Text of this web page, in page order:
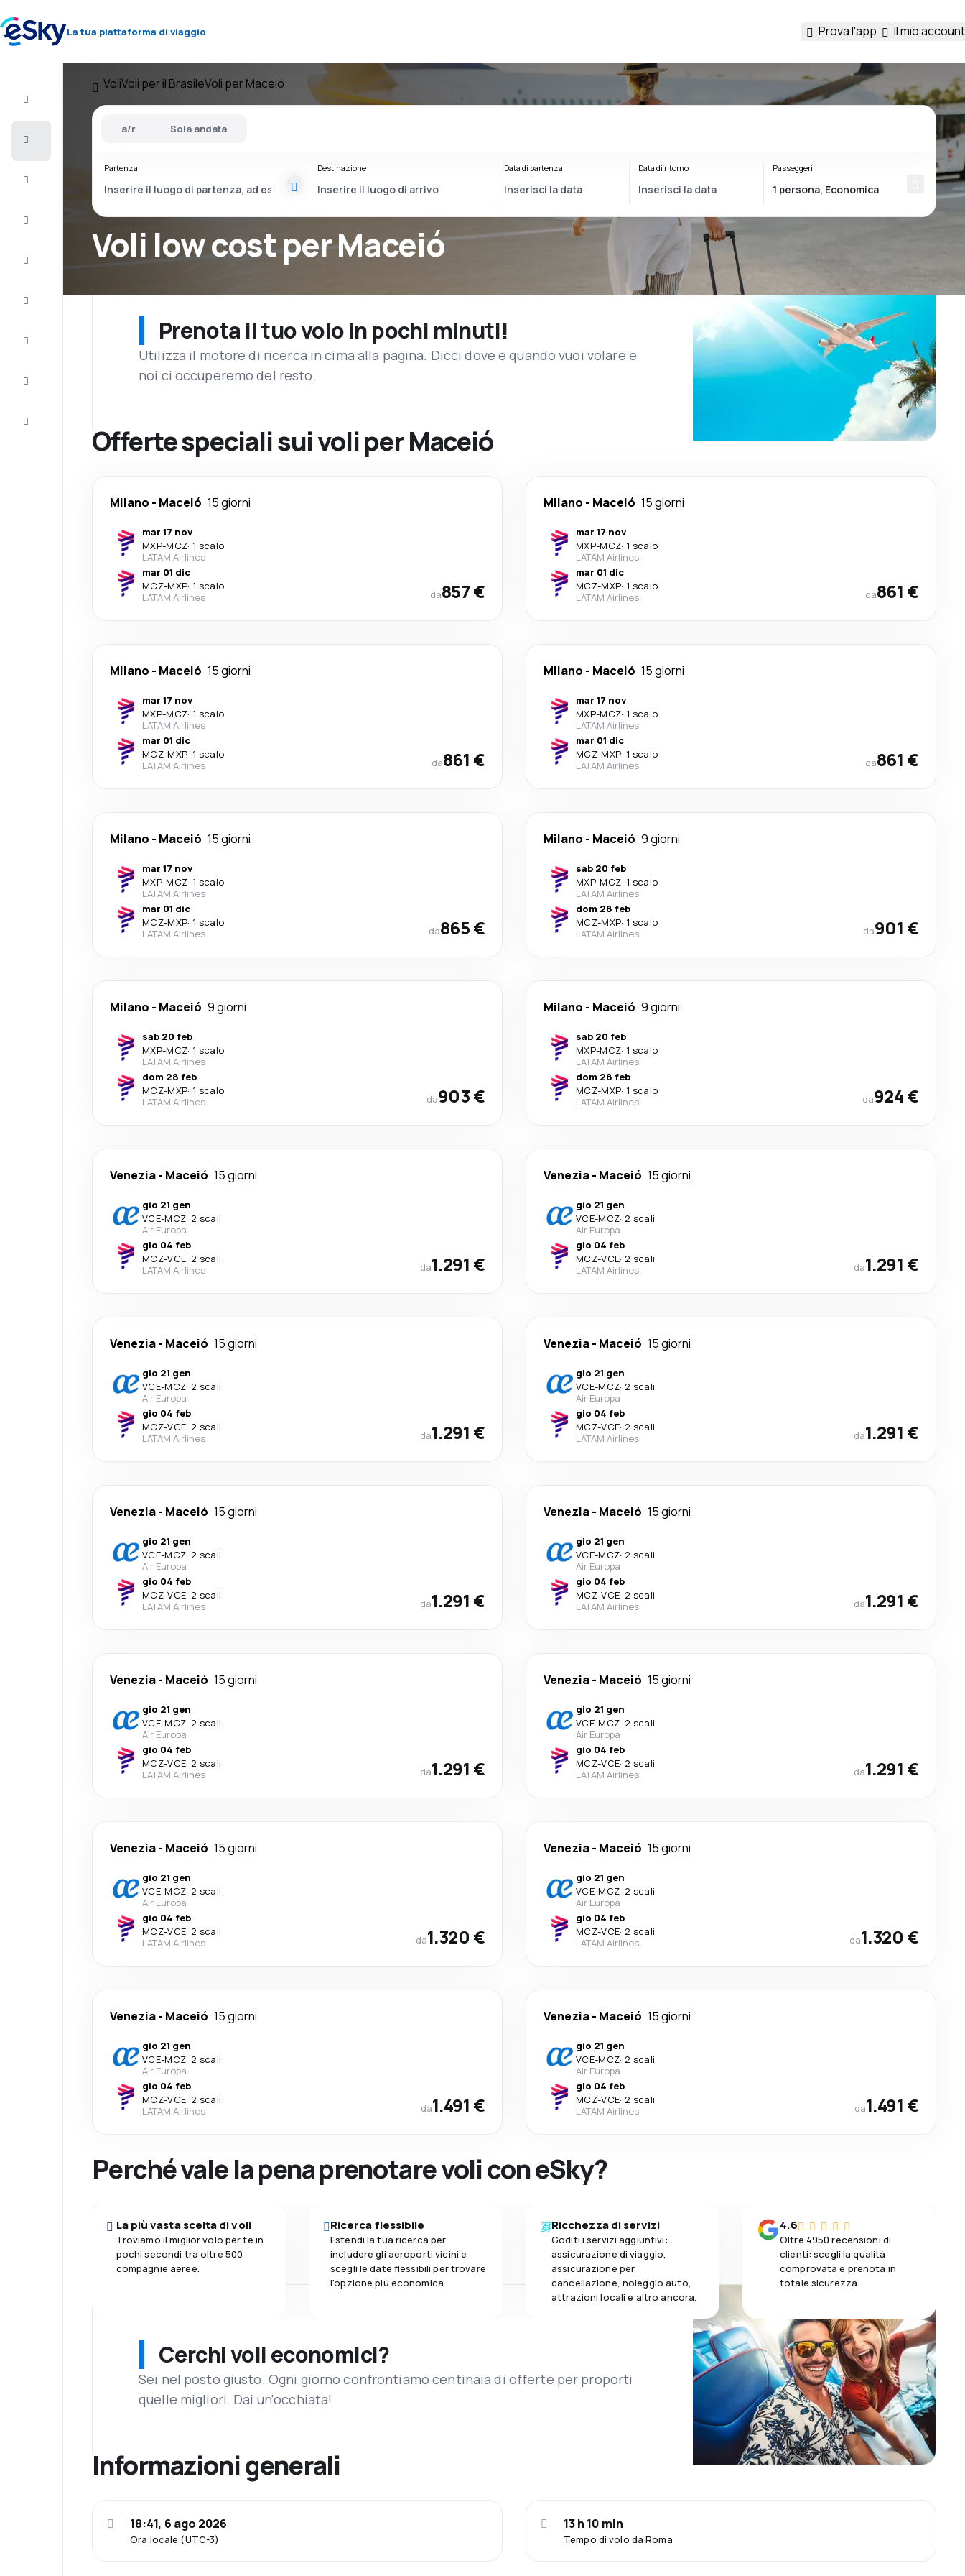
La tua piattaforma di viaggio Prova l'app Il mio account
VoliVoli per il BrasileVoli per Maceió
Voli low cost per Maceió
a/r Sola andata
Partenza Destinazione Data di partenza Data di ritorno Passeggeri
Prenota il tuo volo in pochi minuti!
Utilizza il motore di ricerca in cima alla pagina. Dicci dove e quando vuoi volare e
noi ci occuperemo del resto.
Offerte speciali sui voli per Maceió
Milano - Maceió 15 giorni
mar 17 nov
MXP-MCZ· 1 scalo
LATAM Airlines
mar 01 dic
MCZ-MXP· 1 scalo
LATAM Airlines
da857 €
Milano - Maceió 15 giorni
mar 17 nov
MXP-MCZ· 1 scalo
LATAM Airlines
mar 01 dic
MCZ-MXP· 1 scalo
LATAM Airlines
da861 €
Milano - Maceió 15 giorni
mar 17 nov
MXP-MCZ· 1 scalo
LATAM Airlines
mar 01 dic
MCZ-MXP· 1 scalo
LATAM Airlines
da861 €
Milano - Maceió 15 giorni
mar 17 nov
MXP-MCZ· 1 scalo
LATAM Airlines
mar 01 dic
MCZ-MXP· 1 scalo
LATAM Airlines
da861 €
Milano - Maceió 15 giorni
mar 17 nov
MXP-MCZ· 1 scalo
LATAM Airlines
mar 01 dic
MCZ-MXP· 1 scalo
LATAM Airlines
da865 €
Milano - Maceió 9 giorni
sab 20 feb
MXP-MCZ· 1 scalo
LATAM Airlines
dom 28 feb
MCZ-MXP· 1 scalo
LATAM Airlines
da901 €
Milano - Maceió 9 giorni
sab 20 feb
MXP-MCZ· 1 scalo
LATAM Airlines
dom 28 feb
MCZ-MXP· 1 scalo
LATAM Airlines
da903 €
Milano - Maceió 9 giorni
sab 20 feb
MXP-MCZ· 1 scalo
LATAM Airlines
dom 28 feb
MCZ-MXP· 1 scalo
LATAM Airlines
da924 €
Venezia- Maceió 15 giorni
gio 21 gen
VCE-MCZ· 2 scali
Air Europa
gio 04 feb
MCZ-VCE· 2 scali
LATAM Airlines
da1.291 €
Venezia- Maceió 15 giorni
gio 21 gen
VCE-MCZ· 2 scali
Air Europa
gio 04 feb
MCZ-VCE· 2 scali
LATAM Airlines
da1.291 €
Venezia- Maceió 15 giorni
gio 21 gen
VCE-MCZ· 2 scali
Air Europa
gio 04 feb
MCZ-VCE· 2 scali
LATAM Airlines
da1.291 €
Venezia- Maceió 15 giorni
gio 21 gen
VCE-MCZ· 2 scali
Air Europa
gio 04 feb
MCZ-VCE· 2 scali
LATAM Airlines
da1.291 €
Venezia- Maceió 15 giorni
gio 21 gen
VCE-MCZ· 2 scali
Air Europa
gio 04 feb
MCZ-VCE· 2 scali
LATAM Airlines
da1.291 €
Venezia- Maceió 15 giorni
gio 21 gen
VCE-MCZ· 2 scali
Air Europa
gio 04 feb
MCZ-VCE· 2 scali
LATAM Airlines
da1.291 €
Venezia- Maceió 15 giorni
gio 21 gen
VCE-MCZ· 2 scali
Air Europa
gio 04 feb
MCZ-VCE· 2 scali
LATAM Airlines
da1.291 €
Venezia- Maceió 15 giorni
gio 21 gen
VCE-MCZ· 2 scali
Air Europa
gio 04 feb
MCZ-VCE· 2 scali
LATAM Airlines
da1.291 €
Venezia- Maceió 15 giorni
gio 21 gen
VCE-MCZ· 2 scali
Air Europa
gio 04 feb
MCZ-VCE· 2 scali
LATAM Airlines
da1.320 €
Venezia- Maceió 15 giorni
gio 21 gen
VCE-MCZ· 2 scali
Air Europa
gio 04 feb
MCZ-VCE· 2 scali
LATAM Airlines
da1.320 €
Venezia- Maceió 15 giorni
gio 21 gen
VCE-MCZ· 2 scali
Air Europa
gio 04 feb
MCZ-VCE· 2 scali
LATAM Airlines
da1.491 €
Venezia- Maceió 15 giorni
gio 21 gen
VCE-MCZ· 2 scali
Air Europa
gio 04 feb
MCZ-VCE· 2 scali
LATAM Airlines
da1.491 €
Perché vale la pena prenotare voli con eSky?
La più vasta scelta di voli
Troviamo il miglior volo per te in
pochi secondi tra oltre 500
compagnie aeree.
Ricerca flessibile
Estendi la tua ricerca per
includere gli aeroporti vicini e
scegli le date flessibili per trovare
l'opzione più economica.
Ricchezza di servizi
Goditi i servizi aggiuntivi:
assicurazione di viaggio,
assicurazione per
cancellazione, noleggio auto,
attrazioni locali e altro ancora.
4.6
Oltre 4950 recensioni di
clienti: scegli la qualità
comprovata e prenota in
totale sicurezza.
Cerchi voli economici?
Sei nel posto giusto. Ogni giorno confrontiamo centinaia di offerte per proporti
quelle migliori. Dai un'occhiata!
Informazioni generali
Ora locale (UTC-3)
18:41, 6 ago 2026
Tempo di volo da Roma
13 h 10 min